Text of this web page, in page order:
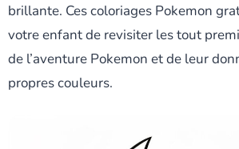
brillante. Ces coloriages Pokemon
votre enfant de revisiter les tout
de l’aventure Pokemon et de leur
propres couleurs.